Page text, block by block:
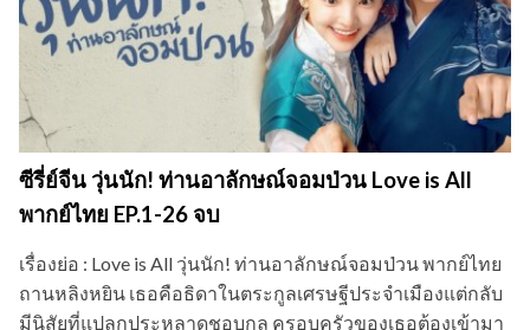
ซีรี่ย์จีน วุ่นนัก! ท่านอาลักษณ์จอมป่วน Love is All
พากย์ไทย EP.1-26 จบ
เรื่องย่อ : Love is All วุ่นนัก! ท่านอาลักษณ์จอมป่วน พากย์ไทย
ถานหลิงหยิน เธอคือธิดาในตระกูลเศรษฐีประจำเมืองแต่กลับ
มีนิสัยที่แปลกประหลาดชอบกล ครอบครัวของเธอต้องเข้ามา
เกี่ยวข้องพัวพันกับฝ่ายการปกครอง ในขณะที่ ถังเทียนหยวน
เขาเป็นนายอำเภอหนุ่มรูปงามดั่งเทพบ...
68 19 31 3 ปีที่แล้ว 
« 1 2 ... 104 105 106 107 108 109 110